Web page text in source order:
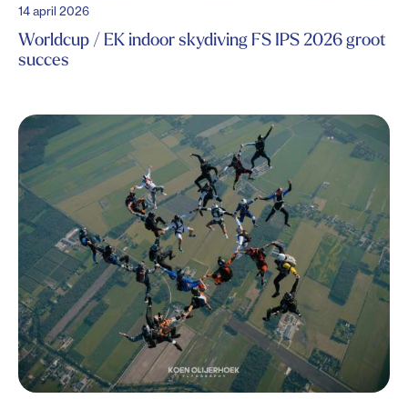
14 april 2026
Worldcup / EK indoor skydiving FS IPS 2026 groot
succes